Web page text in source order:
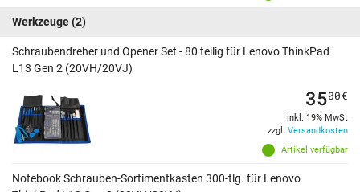
Werkzeuge(2)
Schraubendreher und Opener Set - 80 teilig für Lenovo ThinkPad
L13 Gen 2 (20VH/20VJ)
Artikel verfügbar
3500€
inkl. 19% MwSt
zzgl. Versandkosten
Notebook Schrauben-Sortimentkasten 300-tlg. für Lenovo